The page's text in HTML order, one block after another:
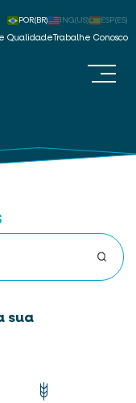
Qualidade Trabalhe Conosco
POR(BR) ING(US) ESP(ES)
sua